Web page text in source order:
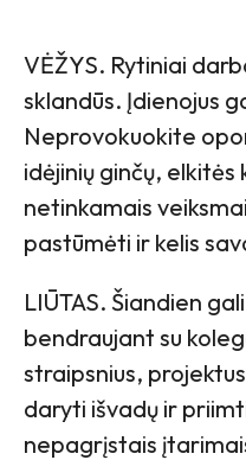
VĖŽYS. Rytiniai
sklandūs. Įdienojus
Neprovokuokite
idėjinių ginčų, elkitės
netinkamais
pastūmėti ir kelis
LIŪTAS. Šiandien
bendraujant su
straipsnius,
daryti išvadų ir
nepagrįstais